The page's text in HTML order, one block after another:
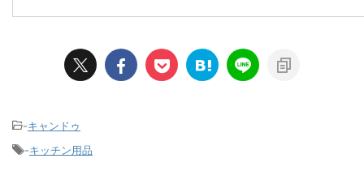
-キャンドゥ
-キッチン用品